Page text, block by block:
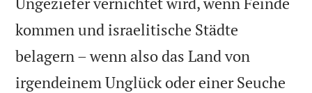
kommen und israelitische Städte
belagern – wenn also das Land von
irgendeinem Unglück oder einer Seuche